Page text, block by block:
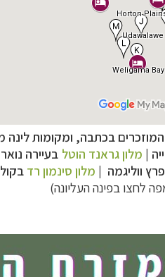
בכתבה, ומקומות לינה
| מלון גראנד הוטל בעיירה
ווליגמה | מלון סינמון רד
לחצו בפינה העליונה)